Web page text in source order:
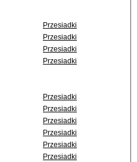
Przesiadki
Przesiadki
Przesiadki
Przesiadki
Przesiadki
Przesiadki
Przesiadki
Przesiadki
Przesiadki
Przesiadki